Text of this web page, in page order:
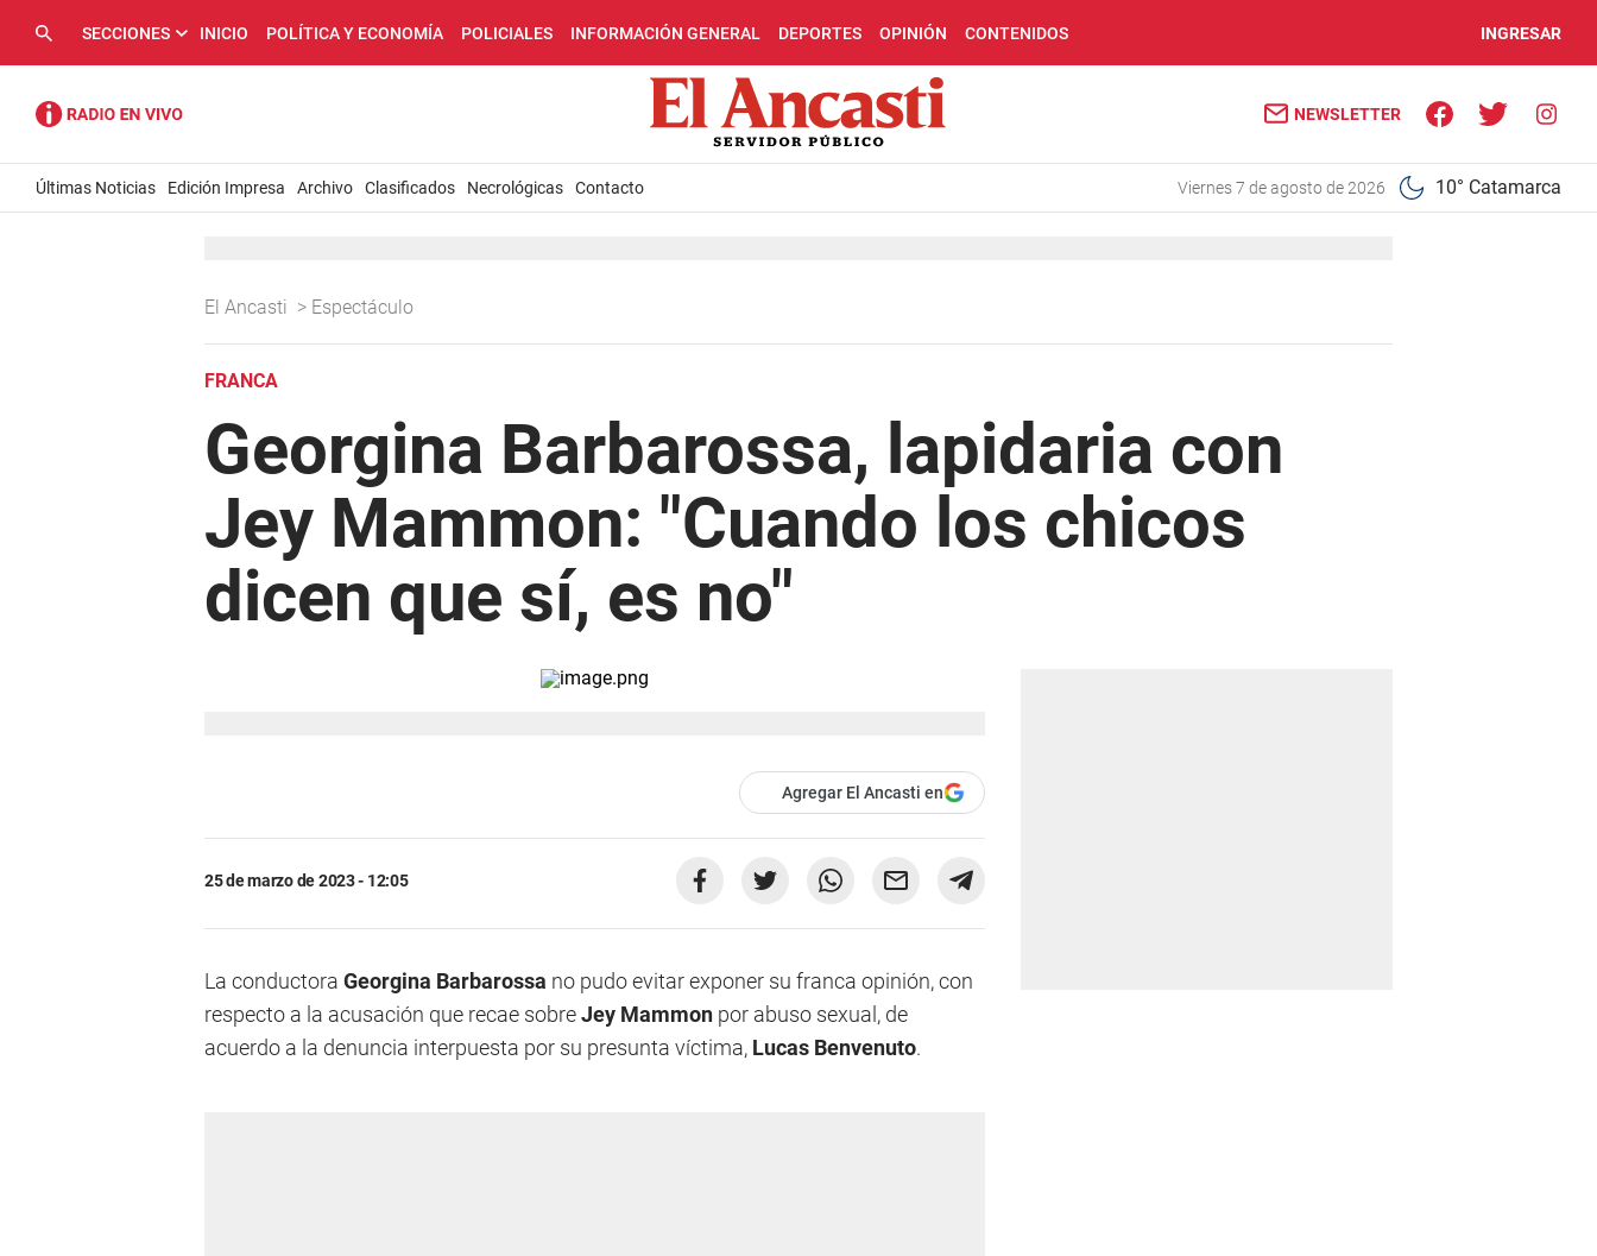
SECCIONES INICIO POLÍTICA Y ECONOMÍA POLICIALES INFORMACIÓN GENERAL DEPORTES OPINIÓN CONTENIDOS INGRESAR
NEWSLETTER
Últimas Noticias Edición Impresa Archivo Clasificados Necrológicas Contacto viernes 7 de agosto de 2026 10° Catamarca
El Ancasti > Espectáculo
FRANCA
Georgina Barbarossa, lapidaria con
Jey Mammon: "Cuando los chicos
dicen que sí, es no"
Agregar El Ancasti en
25 de marzo de 2023 - 12:05
La conductora Georgina Barbarossa no pudo evitar exponer su franca opinión, con
respecto a la acusación que recae sobreJey Mammon por abuso sexual, de
acuerdo a la denuncia interpuesta por su presunta víctima, Lucas Benvenuto.